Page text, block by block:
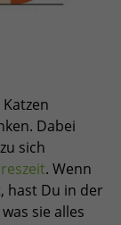
Katzen
Dabei
sich
. Wenn
hast Du in der
sie alles